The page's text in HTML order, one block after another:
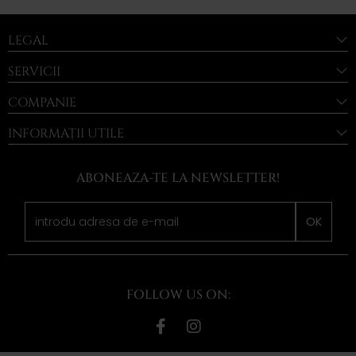
LEGAL
SERVICII
COMPANIE
INFORMAȚII UTILE
ABONEAZA-TE LA NEWSLETTER!
OK
FOLLOW US ON: